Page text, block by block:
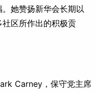
她赞扬新华会长期以
区所作出的积极贡
Carney，保守党主席